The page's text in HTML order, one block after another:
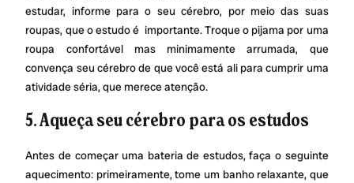
estudar, informe para o seu cérebro, por meio das suas
roupas, que o estudo é importante. Troque o pijama por uma
roupa confortável mas minimamente arrumada, que
convença seu cérebro de que você está ali para cumprir uma
atividade séria, que merece atenção.
5. Aqueça seu cérebro para os estudos
Antes de começar uma bateria de estudos, faça o seguinte
aquecimento: primeiramente, tome um banho relaxante, que